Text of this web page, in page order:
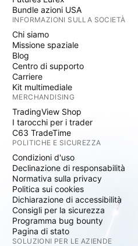
Bundle azioni USA
INFORMAZIONI SULLA SOCIETÀ
Chi siamo
Missione spaziale
Blog
Centro di supporto
Carriere
Kit multimediale
MERCHANDISING
TradingView Shop
I tarocchi per i trader
C63 TradeTime
POLITICHE E SICUREZZA
Condizioni d'uso
Declinazione di responsabilità
Normativa sulla privacy
Politica sui cookies
Dichiarazione di accessibilità
Consigli per la sicurezza
Programma bug bounty
Pagina di stato
SOLUZIONI PER LE AZIENDE